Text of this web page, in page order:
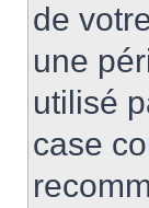
de
une
utilisé
case